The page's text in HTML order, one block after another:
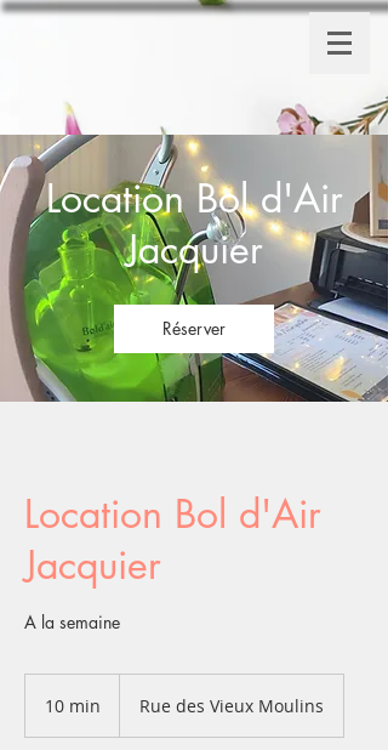
Location Bol d'Air
Jacquier
Réserver
Location Bol d'Air
Jacquier
A la semaine
10 min Rue des Vieux Moulins